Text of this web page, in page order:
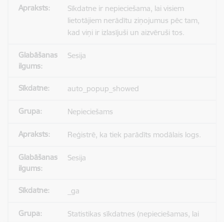
Sīkdatne ir nepieciešama, lai visiem
lietotājiem nerādītu ziņojumus pēc tam,
kad viņi ir izlasījuši un aizvēruši tos.
Sesija
auto_popup_showed
Nepieciešams
Reģistrē, ka tiek parādīts modālais logs.
Sesija
_ga
Statistikas sīkdatnes (nepieciešamas, lai